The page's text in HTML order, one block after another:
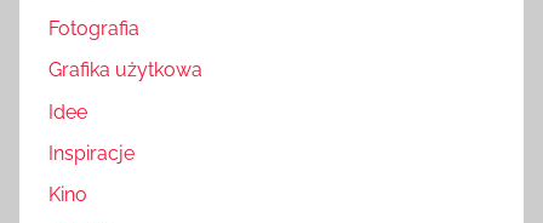
Fotografia
Grafika użytkowa
Idee
Inspiracje
Kino